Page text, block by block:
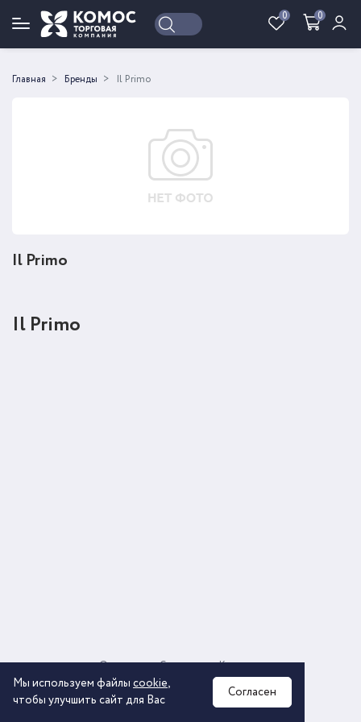
0 0
Войти Регистрация
Главная Бренды Il Primo
Il Primo
Il Primo
2026 © ООО «КОМОС ГРУПП» «Торговая компания»
О компании Соглашение
Политика обработки персональных данных
Контакты
Мы используем файлы cookie,
чтобы улучшить сайт для Вас
Согласен